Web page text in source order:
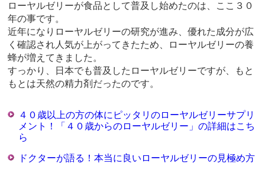
ローヤルゼリーが食品として普及し始めたのは、ここ３０
年の事です。
近年になりローヤルゼリーの研究が進み、優れた成分が広
く確認され人気が上がってきたため、ローヤルゼリーの養
蜂が増えてきました。
すっかり、日本でも普及したローヤルゼリーですが、もと
もとは天然の精力剤だったのです。
４０歳以上の方の体にピッタリのローヤルゼリーサプリ
メント！「４０歳からのローヤルゼリー」の詳細はこち
ら
ドクターが語る！本当に良いローヤルゼリーの見極め方